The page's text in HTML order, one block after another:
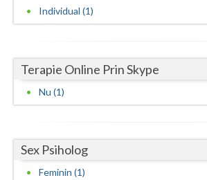
Maramures
Mures
Neamt
Prahova
Salaj
Individual (1)
Terapie Online Prin Skype
Nu (1)
Sex Psiholog
Feminin (1)